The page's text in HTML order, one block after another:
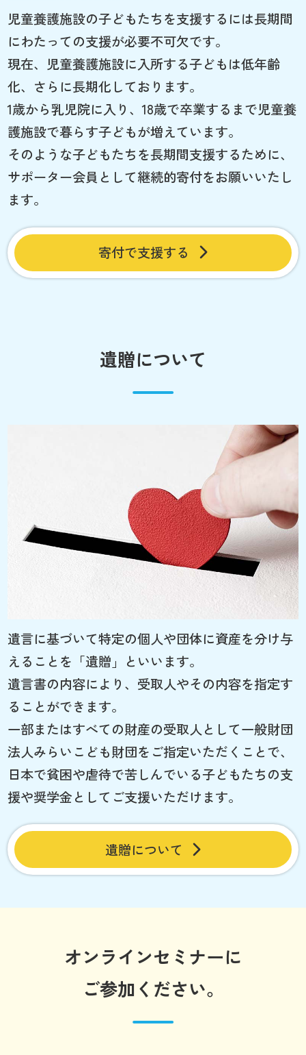
児童養護施設の子どもたちを支援するには長期間
にわたっての支援が必要不可欠です。
現在、児童養護施設に入所する子どもは低年齢
化、さらに長期化しております。
1歳から乳児院に入り、18歳で卒業するまで児童養
護施設で暮らす子どもが増えています。
そのような子どもたちを長期間支援するために、
サポーター会員として継続的寄付をお願いいたし
ます。
寄付で支援する
遺贈について
遺言に基づいて特定の個人や団体に資産を分け与
えることを「遺贈」といいます。
遺言書の内容により、受取人やその内容を指定す
ることができます。
一部またはすべての財産の受取人として一般財団
法人みらいこども財団をご指定いただくことで、
日本で貧困や虐待で苦しんでいる子どもたちの支
援や奨学金としてご支援いただけます。
遺贈について
オンラインセミナーに
ご参加ください。